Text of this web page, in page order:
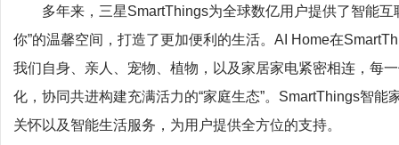
多年来，三星SmartThings为全球数亿用户提供了智能互
你”的温馨空间，打造了更加便利的生活。AI Home在
我们自身、亲人、宠物、植物，以及家居家电紧密相连，每
化，协同共进构建充满活力的“家庭生态”。SmartThings智
关怀以及智能生活服务，为用户提供全方位的支持。